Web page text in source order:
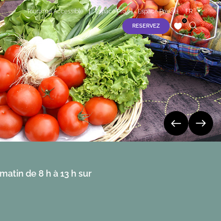
jeudi 06 août
vendredi 07 août
samedi 08 août
dimanche 09 août
lundi 10 août
RESERVEZ
0
Tourisme Accessible Espace Pro Espace Presse
FR
EN
ES
de 8 h à 13 h sur